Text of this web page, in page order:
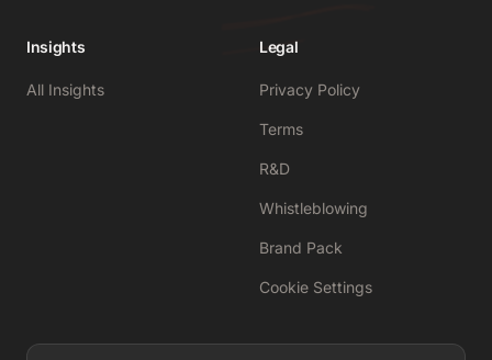
Insights
All Insights
Legal
Privacy Policy
Terms
R&D
Whistleblowing
Brand Pack
Cookie Settings